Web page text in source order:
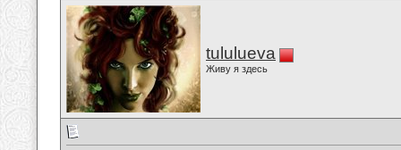
tululueva
Живу я здесь